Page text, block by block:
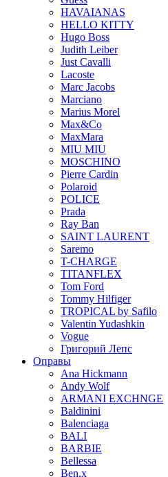
HAVAIANAS
HELLO KITTY
Hugo Boss
Judith Leiber
Just Cavalli
Lacoste
Marc Jacobs
Marciano
Marius Morel
Max&Co
MaxMara
MIU MIU
MOSCHINO
Pierre Cardin
Polaroid
POLICE
Prada
Ray Ban
SAINT LAURENT
Saremo
T-CHARGE
TITANFLEX
Tom Ford
Tommy Hilfiger
TROPICAL by Safilo
Valentin Yudashkin
Vogue
Григорий Лепс
Оправы
Ana Hickmann
Andy Wolf
ARMANI EXCHNGE
Baldinini
Balenciaga
BALI
BARBIE
Bellessa
Ben.x